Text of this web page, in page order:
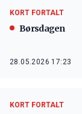
KORT FORTALT
Børsdagen
28.05.2026 17:23
KORT FORTALT